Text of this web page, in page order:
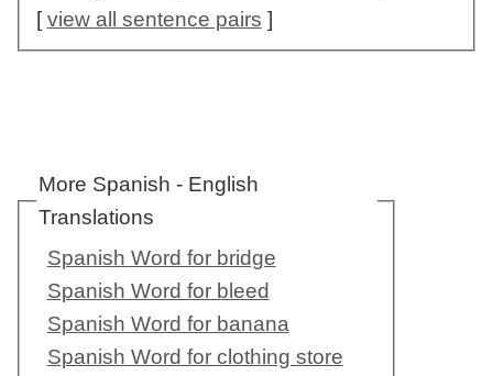
[view all sentence pairs ]
More Spanish - English
Translations
Spanish Word for bridge
Spanish Word for bleed
Spanish Word for banana
Spanish Word for clothing store